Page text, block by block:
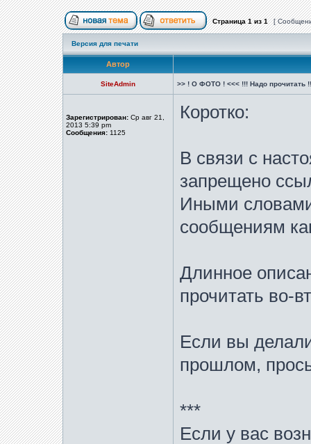
Страница1из1 [
Версия для печати
Автор
SiteAdmin >> ! О ФОТО ! <<< !!! Надо прочитать
Зарегистрирован: Ср авг 21,
2013 5:39 pm
Сообщения: 1125
Коротко:
В связи с
запрещено
Иными
сообщениям
Длинное
прочитать во-
Если вы
прошлом,
***
Если у вас